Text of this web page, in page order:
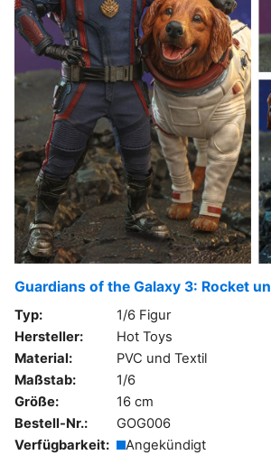
Guardians of the Galaxy 3: Rocket
Typ:
1/6 Figur
Hersteller:
Hot Toys
Material:
PVC und Textil
Maßstab:
1/6
Größe:
16 cm
Bestell-Nr.:
GOG006
Verfügbarkeit:
Angekündigt